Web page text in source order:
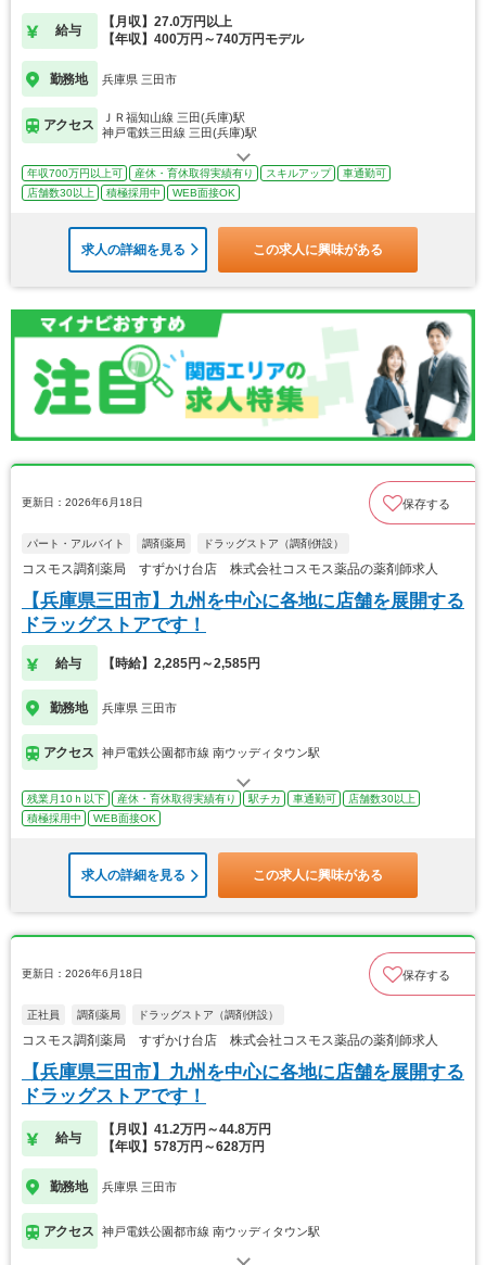
す！
給与
【月収】27.0万円以上
【年収】400万円～740万円モデル
勤務地 兵庫県 三田市
アクセス
ＪＲ福知山線 三田(兵庫)駅
神戸電鉄三田線 三田(兵庫)駅
年収700万円以上可 産休・育休取得実績有り スキルアップ
車通勤可
店舗数30以上
積極採用中 WEB面接OK
求人の詳細を見る この求人に興味がある
更新日：2026年6月18日 保存する
パート・アルバイト 調剤薬局 ドラッグストア（調剤併設）
コスモス調剤薬局 すずかけ台店 株式会社コスモス薬品の薬剤師求人
【兵庫県三田市】九州を中心に各地に店舗を展開する
ドラッグストアです！
給与 【時給】2,285円～2,585円
勤務地 兵庫県 三田市
アクセス 神戸電鉄公園都市線 南ウッディタウン駅
残業月10ｈ以下 産休・育休取得実績有り 駅チカ 車通勤可
店舗数30以上
積極採用中
WEB面接OK
求人の詳細を見る この求人に興味がある
更新日：2026年6月18日 保存する
正社員 調剤薬局 ドラッグストア（調剤併設）
コスモス調剤薬局 すずかけ台店 株式会社コスモス薬品の薬剤師求人
【兵庫県三田市】九州を中心に各地に店舗を展開する
ドラッグストアです！
給与
【月収】41.2万円～44.8万円
【年収】578万円～628万円
勤務地 兵庫県 三田市
アクセス 神戸電鉄公園都市線 南ウッディタウン駅